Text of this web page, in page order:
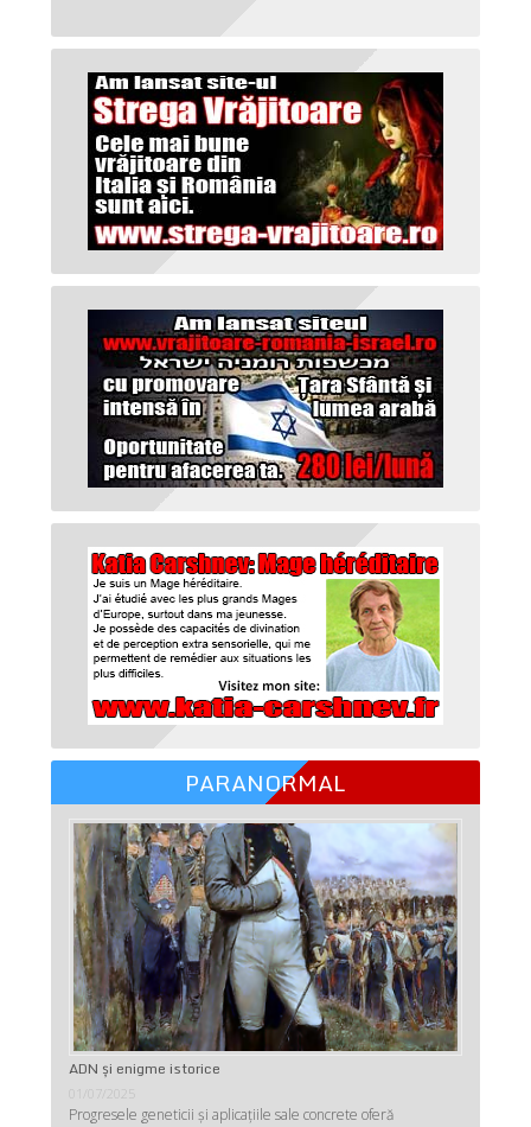
PARANORMAL
ADN şi enigme istorice
01/07/2025
Progresele geneticii şi aplicaţiile sale concrete oferă